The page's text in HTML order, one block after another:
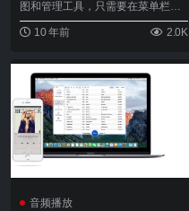
图和管理工具，只需要在菜单栏上
通过...
10 年前
2.0K
音频播放